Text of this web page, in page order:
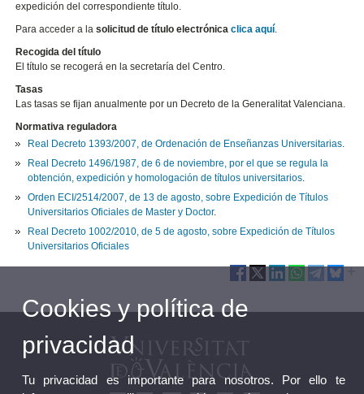
expedición del correspondiente título.
Para acceder a lasolicitud de título electrónica clica aquí.
Recogida del título
El título se recogerá en la secretaría del Centro.
Tasas
Las tasas se fijan anualmente por un Decreto de la Generalitat Valenciana.
Normativa reguladora
Real Decreto 1393/2007, de Ordenación de Enseñanzas Universitarias.
Real Decreto 1496/1987, de 6 de noviembre, por el que se regula la
obtención, expedición y homologación de títulos universitarios.
Orden ECI/2514/2007, de 13 de agosto, sobre Expedición de Títulos
Universitarios Oficiales de Master y Doctor.
Real Decreto 1002/2010, de 5 de agosto, sobre Expedición de Títulos
Universitarios Oficiales
Cookies y política de
privacidad
Tu privacidad es importante para nosotros. Por ello te